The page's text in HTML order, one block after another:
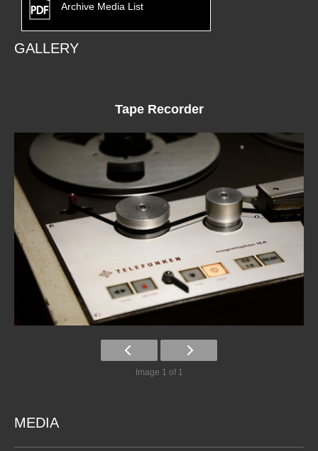
Archive Media List
GALLERY
Tape Recorder
Image 1 of 1
MEDIA